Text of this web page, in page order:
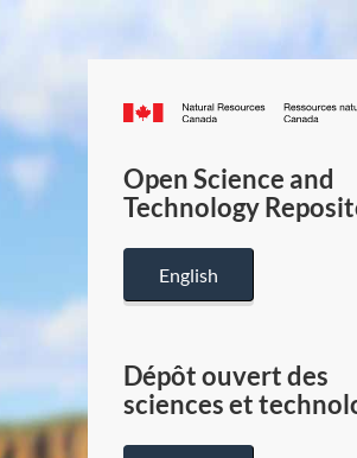
Canada.ca
Open Science and
Technology
English
Dépôt ouvert des
sciences et